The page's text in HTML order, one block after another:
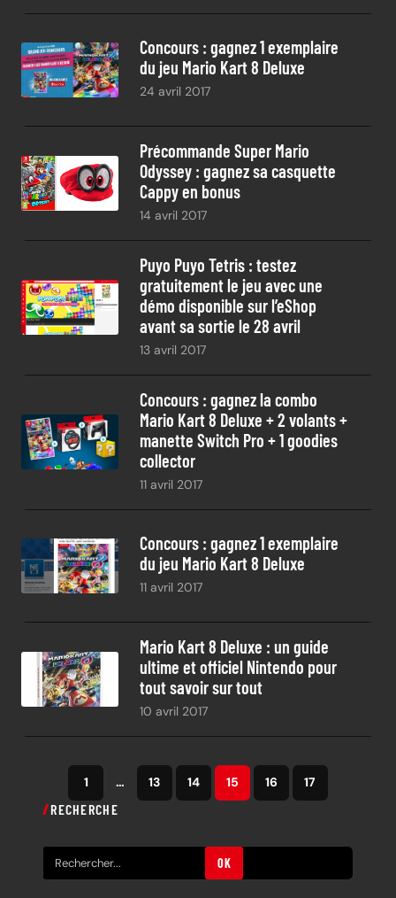
Concours : gagnez 1 exemplaire
du jeu Mario Kart 8 Deluxe
24 avril 2017
Précommande Super Mario
Odyssey : gagnez sa casquette
Cappy en bonus
14 avril 2017
Puyo Puyo Tetris : testez
gratuitement le jeu avec une
démo disponible sur l’eShop
avant sa sortie le 28 avril
13 avril 2017
Concours : gagnez la combo
Mario Kart 8 Deluxe + 2 volants +
manette Switch Pro + 1 goodies
collector
11 avril 2017
Concours : gagnez 1 exemplaire
du jeu Mario Kart 8 Deluxe
11 avril 2017
Mario Kart 8 Deluxe : un guide
ultime et officiel Nintendo pour
tout savoir sur tout
10 avril 2017
1 … 13 14 15 16 17
RECHERCHE
e
OK